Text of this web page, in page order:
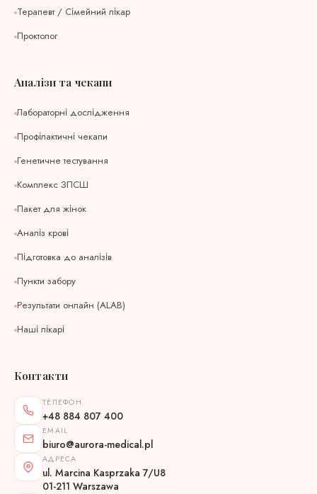
Терапевт / Сімейний лікар
Проктолог
Аналізи та чекапи
Лабораторні дослідження
Профілактичні чекапи
Генетичне тестування
Комплекс ЗПСШ
Пакет для жінок
Аналіз крові
Підготовка до аналізів
Пункти забору
Результати онлайн (ALAB)
Наші лікарі
Контакти
ТЕЛЕФОН
+48 884 807 400
EMAIL
biuro@aurora-medical.pl
АДРЕСА
ul. Marcina Kasprzaka 7/U8
01-211 Warszawa